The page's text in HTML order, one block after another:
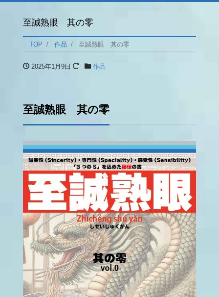
至誠熟眼 其の零
TOP 作品 至誠熟眼 其の零
2025年1月9日 作品
至誠熟眼 其の零